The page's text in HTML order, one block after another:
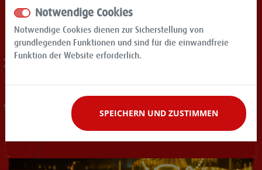
Notwendige Cookies
Notwendige Cookies dienen zur Sicherstellung von
grundlegenden Funktionen und sind für die einwandfreie
Funktion der Website erforderlich.
SPEICHERN UND ZUSTIMMEN